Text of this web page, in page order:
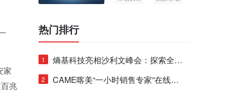
家
兆
热门排行
1
熵基科技亮相沙利文峰会：探索全栈
脑机技术商业化生态新路径
2
CAME喀美“一小时销售专家”在线赋